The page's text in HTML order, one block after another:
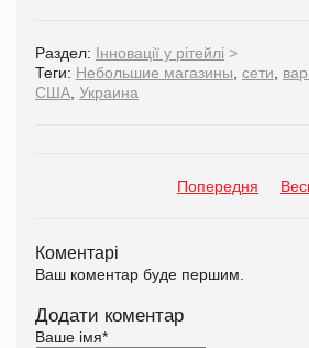
Раздел: Інновації у рітейлі >
Теги: Небольшие магазины, сети,
США, Украина
Попередня
Коментарі
Ваш коментар буде першим.
Додати коментар
Ваше імя*